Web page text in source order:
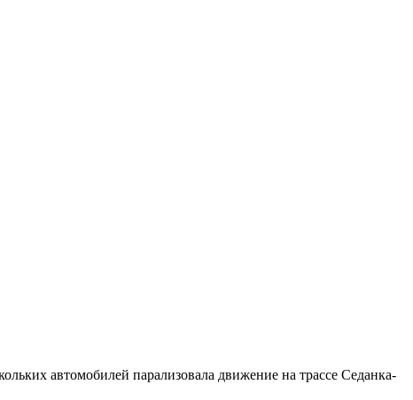
автомобилей парализовала движение на трассе Седанка-